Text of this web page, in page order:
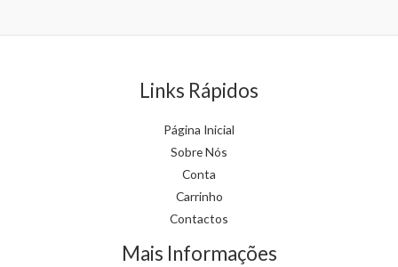
Links Rápidos
Página Inicial
Sobre Nós
Conta
Carrinho
Contactos
Mais Informações